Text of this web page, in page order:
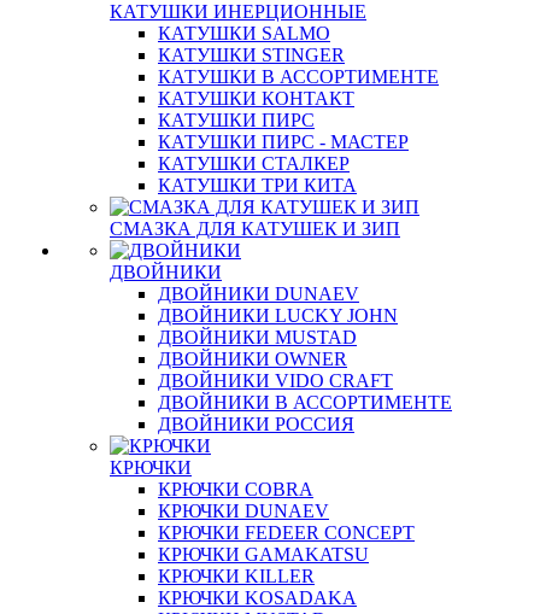
КАТУШКИ ИНЕРЦИОННЫЕ
КАТУШКИ SALMO
КАТУШКИ STINGER
КАТУШКИ В АССОРТИМЕНТЕ
КАТУШКИ КОНТАКТ
КАТУШКИ ПИРС
КАТУШКИ ПИРС - МАСТЕР
КАТУШКИ СТАЛКЕР
КАТУШКИ ТРИ КИТА
СМАЗКА ДЛЯ КАТУШЕК И ЗИП
ДВОЙНИКИ
ДВОЙНИКИ DUNAEV
ДВОЙНИКИ LUCKY JOHN
ДВОЙНИКИ MUSTAD
ДВОЙНИКИ OWNER
ДВОЙНИКИ VIDO CRAFT
ДВОЙНИКИ В АССОРТИМЕНТЕ
ДВОЙНИКИ РОССИЯ
КРЮЧКИ
КРЮЧКИ COBRA
КРЮЧКИ DUNAEV
КРЮЧКИ FEDEER CONCEPT
КРЮЧКИ GAMAKATSU
КРЮЧКИ KILLER
КРЮЧКИ KOSADAKA